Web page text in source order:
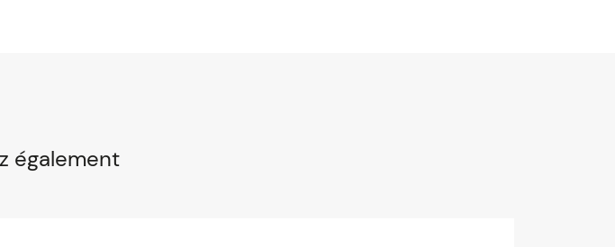
également